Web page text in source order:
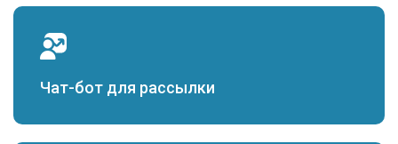
Чат-бот для рассылки